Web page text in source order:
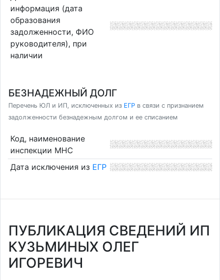
информация (дата
образования
задолженности, ФИО
руководителя), при
наличии
БЕЗНАДЕЖНЫЙ ДОЛГ
Перечень ЮЛ и ИП, исключенных из ЕГР в связи с признанием
задолженности безнадежным долгом и ее списанием
Код, наименование
инспекции МНС
Дата исключения из ЕГР
ПУБЛИКАЦИЯ СВЕДЕНИЙ ИП
КУЗЬМИНЫХ ОЛЕГ
ИГОРЕВИЧ